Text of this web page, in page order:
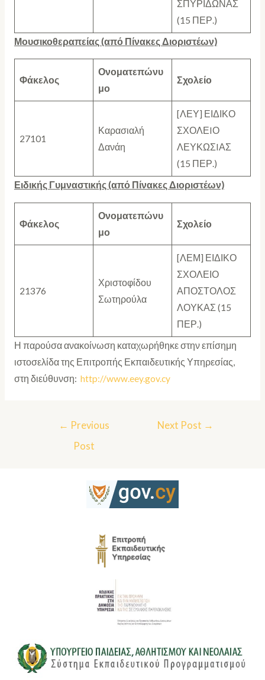
ΣΠΥΡΙΔΩΝΑΣ
(15 ΠΕΡ.)
Μουσικοθεραπείας (από Πίνακες Διοριστέων)
Φάκελος
Ονοματεπώνυ
μο
Σχολείο
27101
Καρασιαλή
Δανάη
[ΛΕΥ] ΕΙΔΙΚΟ
ΣΧΟΛΕIΟ
ΛΕΥΚΩΣIΑΣ
(15 ΠΕΡ.)
Ειδικής Γυμναστικής (από Πίνακες Διοριστέων)
Φάκελος
Ονοματεπώνυ
μο
Σχολείο
21376
Χριστοφίδου
Σωτηρούλα
[ΛΕΜ] ΕΙΔΙΚΟ
ΣΧΟΛΕΙΟ
ΑΠΟΣΤΟΛΟΣ
ΛΟΥΚΑΣ (15
ΠΕΡ.)
Η παρούσα ανακοίνωση καταχωρήθηκε στην επίσημη
ιστοσελίδα της Επιτροπής Εκπαιδευτικής Υπηρεσίας,
στη διεύθυνση: http://www.eey.gov.cy
← Previous
Post
Next Post →